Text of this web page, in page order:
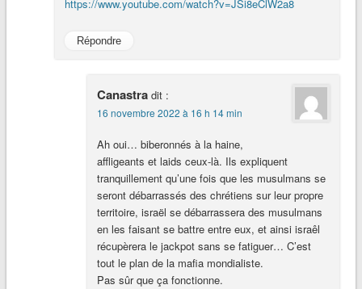
https://www.youtube.com/watch?v=JSi8eClW2a8
Répondre
Canastra dit :
16 novembre 2022 à 16 h 14 min
Ah oui… biberonnés à la haine,
affligeants et laids ceux-là. Ils expliquent
tranquillement qu’une fois que les musulmans se
seront débarrassés des chrétiens sur leur propre
territoire, israël se débarrassera des musulmans
en les faisant se battre entre eux, et ainsi israêl
récupèrera le jackpot sans se fatiguer… C’est
tout le plan de la mafia mondialiste.
Pas sûr que ça fonctionne.